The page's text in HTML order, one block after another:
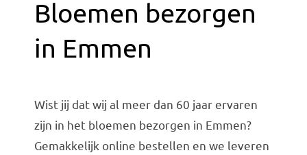
Zomerbloemen
Exclusieve boeketten
Pioenrozen
Groen & Decoratief
Bloemen bezorgen
in Emmen
Wist jij dat wij al meer dan 60 jaar ervaren
zijn in het bloemen bezorgen in Emmen?
Gemakkelijk online bestellen en we leveren